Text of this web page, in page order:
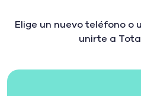
Elige un nuevo teléfono o
unirte a